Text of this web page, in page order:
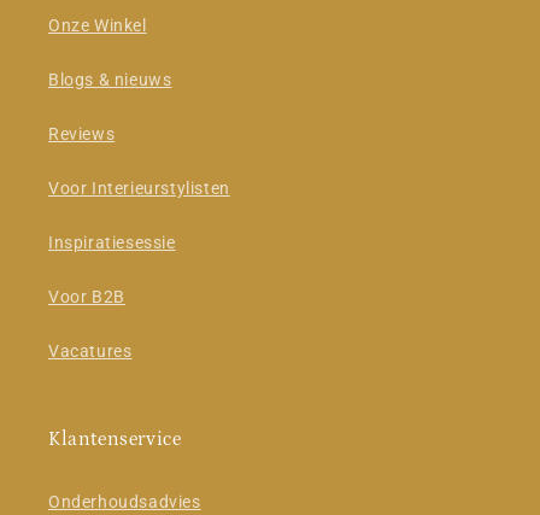
Onze Winkel
Blogs & nieuws
Reviews
Voor Interieurstylisten
Inspiratiesessie
Voor B2B
Vacatures
Klantenservice
Onderhoudsadvies